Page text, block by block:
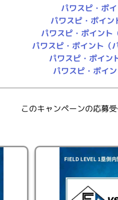
パワスピ・ポイ
パワスピ・ポイン
パワスピ・ポイント
パワスピ・ポイント（
パワスピ・ポイン
パワスピ・ポイ
このキャンペーンの応募